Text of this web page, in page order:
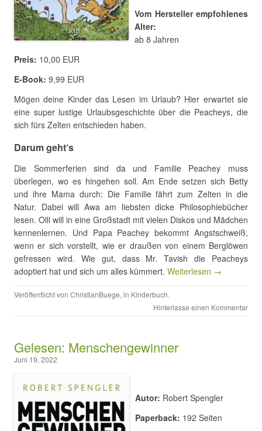
Vom Hersteller empfohlenes
Alter:
ab 8 Jahren
Preis: 10,00 EUR
E-Book: 9,99 EUR
Mögen deine Kinder das Lesen im Urlaub? Hier erwartet sie
eine super lustige Urlaubsgeschichte über die Peacheys, die
sich fürs Zelten entschieden haben.
Darum geht‘s
Die Sommerferien sind da und Familie Peachey muss
überlegen, wo es hingehen soll. Am Ende setzen sich Betty
und ihre Mama durch: Die Familie fährt zum Zelten in die
Natur. Dabei will Awa am liebsten dicke Philosophiebücher
lesen. Olli will in eine Großstadt mit vielen Diskos und Mädchen
kennenlernen. Und Papa Peachey bekommt Angstschweiß,
wenn er sich vorstellt, wie er draußen von einem Berglöwen
gefressen wird. Wie gut, dass Mr. Tavish die Peacheys
adoptiert hat und sich um alles kümmert. Weiterlesen →
Veröffentlicht von ChristianBuege, in Kinderbuch.
Hinterlasse einen Kommentar
Gelesen: Menschengewinner
Juni 19, 2022
Autor: Robert Spengler
Paperback: 192 Seiten